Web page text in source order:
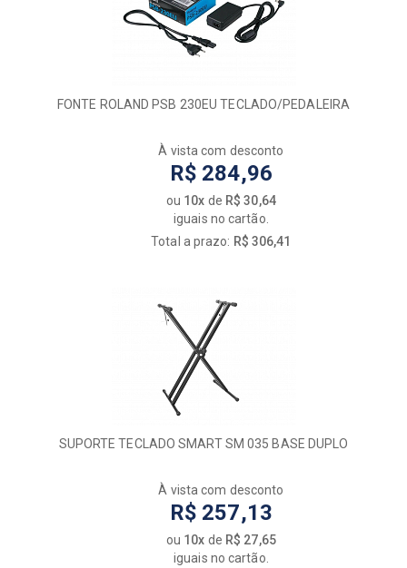
FONTE ROLAND PSB 230EU TECLADO/PEDALEIRA
À vista com desconto
R$ 284,96
ou 10x de R$ 30,64
iguais no cartão.
Total a prazo: R$ 306,41
SUPORTE TECLADO SMART SM 035 BASE DUPLO
À vista com desconto
R$ 257,13
ou 10x de R$ 27,65
iguais no cartão.